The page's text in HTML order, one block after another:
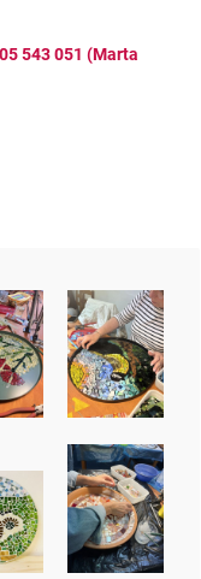
543 051 (Marta